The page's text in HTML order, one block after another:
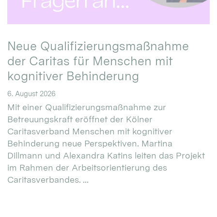
Neue Qualifizierungsmaßnahme
der Caritas für Menschen mit
kognitiver Behinderung
6. August 2026
Mit einer Qualifizierungsmaßnahme zur
Betreuungskraft eröffnet der Kölner
Caritasverband Menschen mit kognitiver
Behinderung neue Perspektiven. Martina
Dillmann und Alexandra Katins leiten das Projekt
im Rahmen der Arbeitsorientierung des
Caritasverbandes. ...